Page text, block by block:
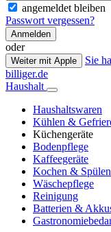
angemeldet bleiben
Passwort vergessen?
Anmelden
oder
Weiter mit Apple
Sie
billiger.de
Haushalt
Haushaltswaren
Kühlen &
Küchengeräte
Bodenpflege
Kaffeegeräte
Kochen & Spülen
Wäschepflege
Reinigung
Batterien &